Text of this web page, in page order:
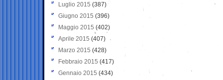
Luglio 2015 (387)
Giugno 2015 (396)
Maggio 2015 (402)
Aprile 2015 (407)
Marzo 2015 (428)
Febbraio 2015 (417)
Gennaio 2015 (434)